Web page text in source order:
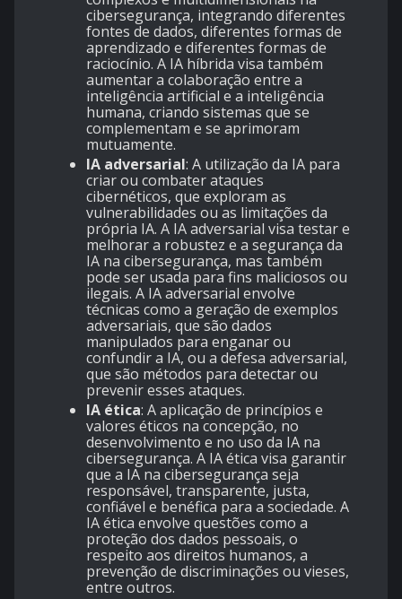
cibersegurança, integrando diferentes
fontes de dados, diferentes formas de
aprendizado e diferentes formas de
raciocínio. A IA híbrida visa também
aumentar a colaboração entre a
inteligência artificial e a inteligência
humana, criando sistemas que se
complementam e se aprimoram
mutuamente.
IA adversarial: A utilização da IA para
criar ou combater ataques
cibernéticos, que exploram as
vulnerabilidades ou as limitações da
própria IA. A IA adversarial visa testar e
melhorar a robustez e a segurança da
IA na cibersegurança, mas também
pode ser usada para fins maliciosos ou
ilegais. A IA adversarial envolve
técnicas como a geração de exemplos
adversariais, que são dados
manipulados para enganar ou
confundir a IA, ou a defesa adversarial,
que são métodos para detectar ou
prevenir esses ataques.
IA ética: A aplicação de princípios e
valores éticos na concepção, no
desenvolvimento e no uso da IA na
cibersegurança. A IA ética visa garantir
que a IA na cibersegurança seja
responsável, transparente, justa,
confiável e benéfica para a sociedade. A
IA ética envolve questões como a
proteção dos dados pessoais, o
respeito aos direitos humanos, a
prevenção de discriminações ou vieses,
entre outros.